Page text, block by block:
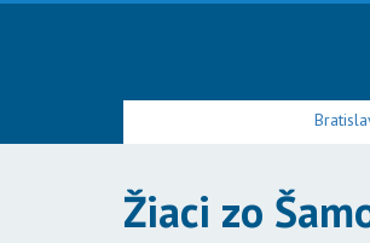
Žiaci zo